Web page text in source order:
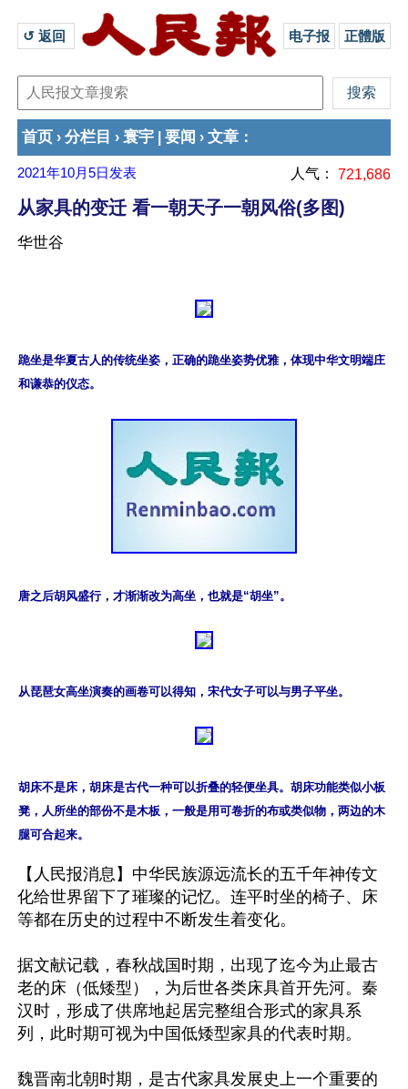
↺ 返回 电子报 正體版
首页 › 分栏目 › 寰宇 要闻 › 文章 ：
2021年10月5日 发表 人气： 721,686
从家具的变迁 看一朝天子一朝风俗(多图)
华世谷
跪坐是华夏古人的传统坐姿，正确的跪坐姿势优雅，体现中华文明端庄
和谦恭的仪态。
唐之后胡风盛行，才渐渐改为高坐，也就是“胡坐”。
从琵琶女高坐演奏的画卷可以得知，宋代女子可以与男子平坐。
胡床不是床，胡床是古代一种可以折叠的轻便坐具。胡床功能类似小板
凳，人所坐的部份不是木板，一般是用可卷折的布或类似物，两边的木
腿可合起来。
【人民报消息】中华民族源远流长的五千年神传文
化给世界留下了璀璨的记忆。连平时坐的椅子、床
等都在历史的过程中不断发生着变化。
据文献记载，春秋战国时期，出现了迄今为止最古
老的床（低矮型），为后世各类床具首开先河。秦
汉时，形成了供席地起居完整组合形式的家具系
列，此时期可视为中国低矮型家具的代表时期。
魏晋南北朝时期，是古代家具发展史上一个重要的